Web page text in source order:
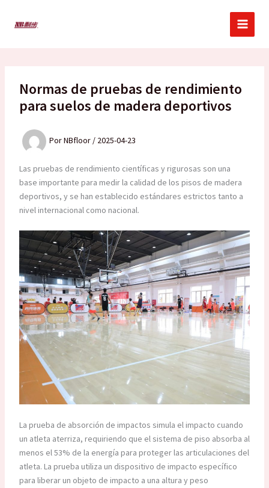
Normas de pruebas de rendimiento
para suelos de madera deportivos
PorNBfloor / 2025-04-23
Las pruebas de rendimiento científicas y rigurosas son una
base importante para medir la calidad de los pisos de madera
deportivos, y se han establecido estándares estrictos tanto a
nivel internacional como nacional.
La prueba de absorción de impactos simula el impacto cuando
un atleta aterriza, requiriendo que el sistema de piso absorba al
menos el 53% de la energía para proteger las articulaciones del
atleta. La prueba utiliza un dispositivo de impacto específico
para liberar un objeto de impacto a una altura y peso